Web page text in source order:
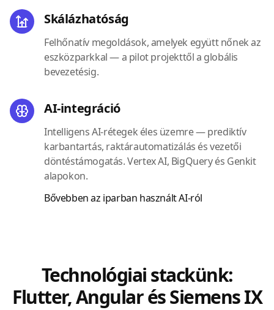
Skálázhatóság
Felhőnatív megoldások, amelyek együtt nőnek az
eszközparkkal — a pilot projekttől a globális
bevezetésig.
AI-integráció
Intelligens AI-rétegek éles üzemre — prediktív
karbantartás, raktárautomatizálás és vezetői
döntéstámogatás. Vertex AI, BigQuery és Genkit
alapokon.
Bővebben az iparban használt AI-ról
Technológiai stackünk:
Flutter, Angular és Siemens IX